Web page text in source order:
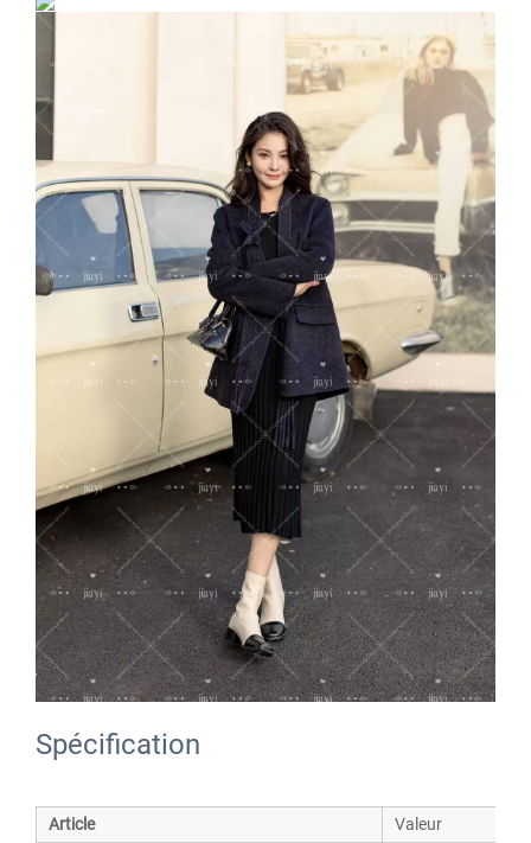
Spécification
Article
Valeur